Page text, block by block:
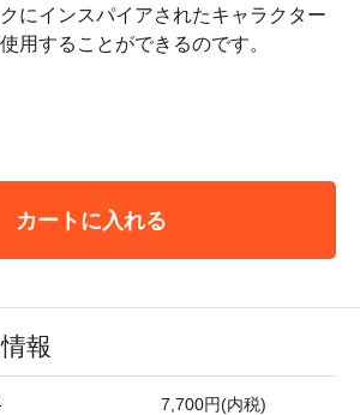
にインスパイアされたキャラクター
用することができるのです。
カートに入れる
報
7,700円(内税)